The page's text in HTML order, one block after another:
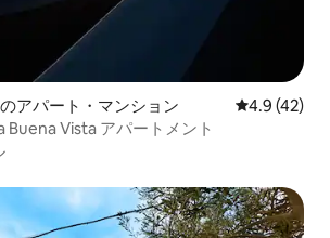
アパート・マンション レビュー42
4.9 (42)
Buena Vista アパートメント